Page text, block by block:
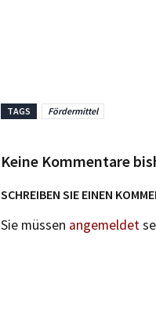
TAGS Fördermittel
Keine Kommentare
SCHREIBEN SIE EINEN
Sie müssen angemeldet